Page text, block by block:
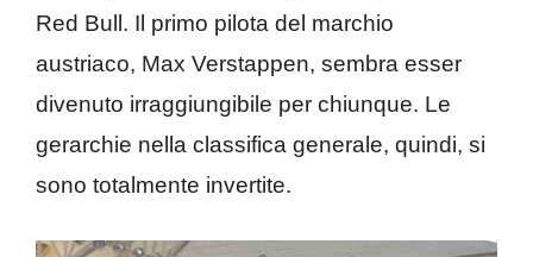
Red Bull. Il primo pilota del marchio
austriaco, Max Verstappen, sembra esser
divenuto irraggiungibile per chiunque. Le
gerarchie nella classifica generale, quindi, si
sono totalmente invertite.